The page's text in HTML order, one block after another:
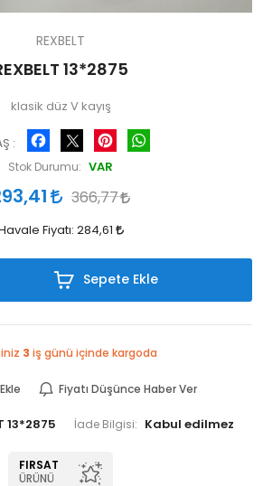
REXBELT
13*2875
klasik düz V kayış
:
Facebook Pinterest
Stok Durumu: VAR
366,77
Fiyatı: 284,61
Sepete Ekle
3 iş günü içinde kargoda
Fiyatı Düşünce Haber Ver
13*2875 İade Bilgisi:
FIRSAT
ÜRÜNÜ